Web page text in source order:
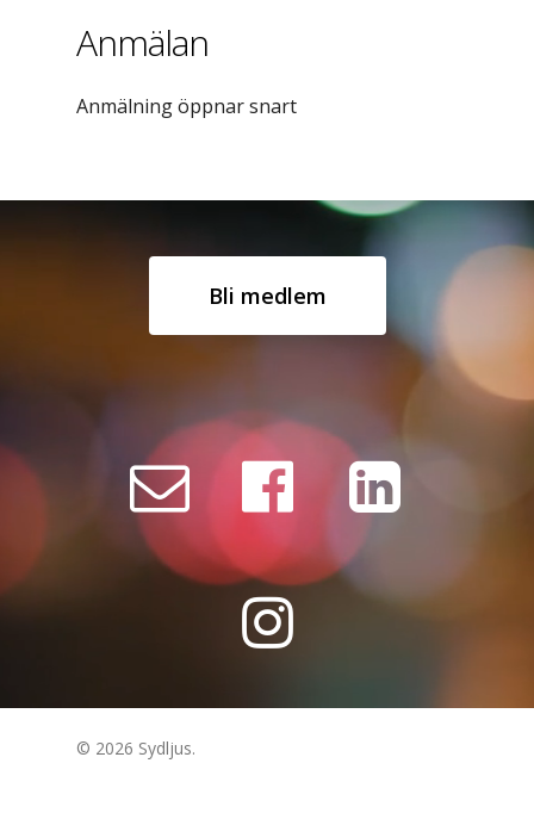
Anmälan
Anmälning öppnar snart
Bli medlem
© 2026 Sydljus.